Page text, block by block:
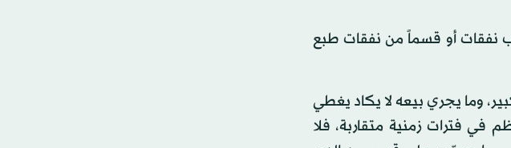
نفقات أو قسماً من نفقات طبع
وما يجري بيعه لا يكاد يغطي
في فترات زمنية متقاربة، فلا